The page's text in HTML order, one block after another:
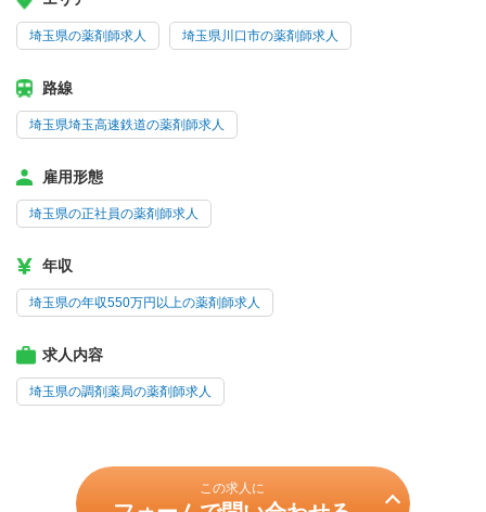
埼玉県の薬剤師求人 埼玉県川口市の薬剤師求人
路線
埼玉県埼玉高速鉄道の薬剤師求人
雇用形態
埼玉県の正社員の薬剤師求人
年収
埼玉県の年収550万円以上の薬剤師求人
求人内容
埼玉県の調剤薬局の薬剤師求人
この求人に